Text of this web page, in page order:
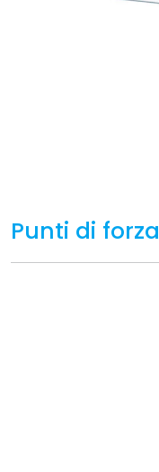
Punti di forza